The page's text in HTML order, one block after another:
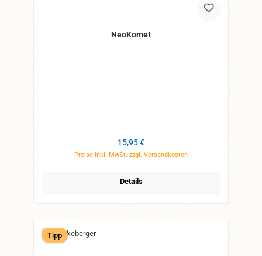
NeoKomet
Regulärer Preis:
15,95 €
Preise inkl. MwSt. zzgl. Versandkosten
Details
Tipp